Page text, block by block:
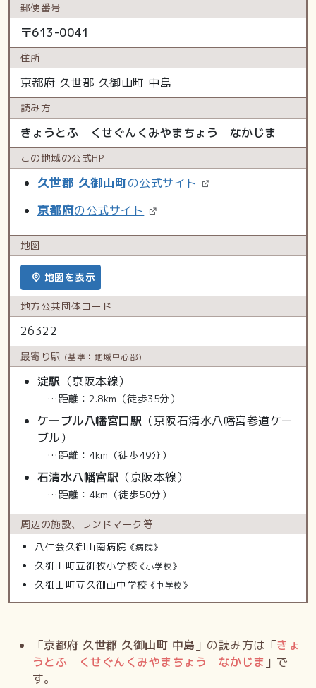
郵便番号
〒613-0041
住所
京都府 久世郡 久御山町 中島
読み方
きょうとふ くせぐんくみやまちょう なかじま
この地域の公式HP
久世郡 久御山町の公式サイト
京都府の公式サイト
地図
地図を表示
地方公共団体コード
26322
最寄り駅 (基準：地域中心部)
淀駅 （京阪本線）
…距離：2.8km（徒歩35分）
ケーブル八幡宮口駅 （京阪石清水八幡宮参道ケー
ブル）
…距離：4km（徒歩49分）
石清水八幡宮駅 （京阪本線）
…距離：4km（徒歩50分）
周辺の施設、 ランドマーク等
八仁会久御山南病院 《病院》
久御山町立御牧小学校 《小学校》
久御山町立久御山中学校 《中学校》
「京都府 久世郡 久御山町 中島 」の読み方は「きょ
うとふ くせぐんくみやまちょう なかじま 」で
す。